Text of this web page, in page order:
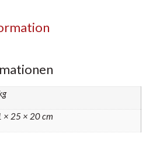
× 25 × 20 cm